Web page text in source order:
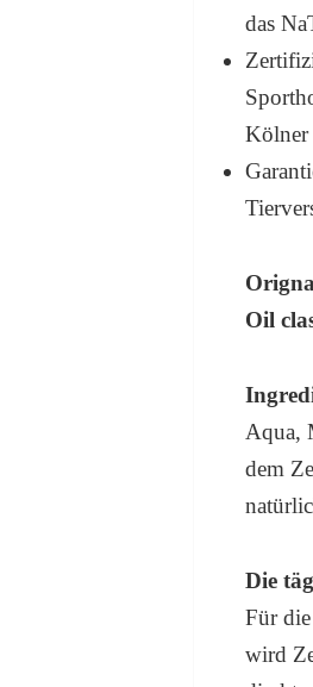
das
Kölner
Oil
Aqua,
dem
Die
Für
wird